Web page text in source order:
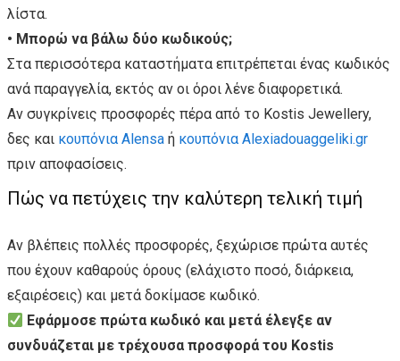
λίστα.
• Μπορώ να βάλω δύο κωδικούς;
Στα περισσότερα καταστήματα επιτρέπεται ένας κωδικός
ανά παραγγελία, εκτός αν οι όροι λένε διαφορετικά.
Αν συγκρίνεις προσφορές πέρα από το Kostis Jewellery,
δες και κουπόνια Alensa ή κουπόνια Alexiadouaggeliki.gr
πριν αποφασίσεις.
Πώς να πετύχεις την καλύτερη τελική τιμή
Αν βλέπεις πολλές προσφορές, ξεχώρισε πρώτα αυτές
που έχουν καθαρούς όρους (ελάχιστο ποσό, διάρκεια,
εξαιρέσεις) και μετά δοκίμασε κωδικό.
Εφάρμοσε πρώτα κωδικό και μετά έλεγξε αν
συνδυάζεται με τρέχουσα προσφορά του Kostis